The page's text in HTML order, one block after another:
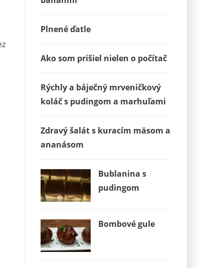
Plnené ďatle
Ako som prišiel nielen o počítač
Rýchly a báječný mrveničkový
koláč s pudingom a marhuľami
Zdravý šalát s kuracím mäsom a
ananásom
Bublanina s
pudingom
Bombové gule